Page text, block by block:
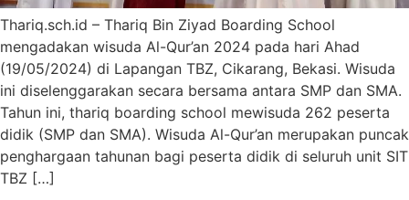
Thariq.sch.id – Thariq Bin Ziyad Boarding School
mengadakan wisuda Al-Qur’an 2024 pada hari Ahad
(19/05/2024) di Lapangan TBZ, Cikarang, Bekasi. Wisuda
ini diselenggarakan secara bersama antara SMP dan SMA.
Tahun ini, thariq boarding school mewisuda 262 peserta
didik (SMP dan SMA). Wisuda Al-Qur’an merupakan puncak
penghargaan tahunan bagi peserta didik di seluruh unit SIT
TBZ […]